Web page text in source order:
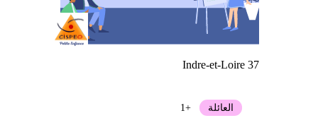
Indre-et-Loire 37
العائلة
+1